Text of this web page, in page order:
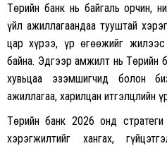
Төрийн банк нь байгаль орчин,
үйл ажиллагаандаа тууштай
цар хүрээ, үр өгөөжийг
байна. Эдгээр амжилт нь Төрийн
хувьцаа эзэмшигчид болон
ажиллагаа, харилцан итгэлцлийн
Төрийн банк 2026 онд
хэрэгжилтийг хангах,